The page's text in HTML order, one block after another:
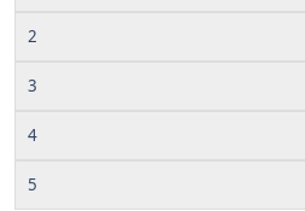
2
3
4
5